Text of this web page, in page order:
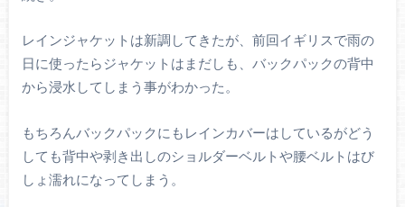
レインジャケットは新調してきたが、前回イギリスで雨の
日に使ったらジャケットはまだしも、バックパックの背中
から浸水してしまう事がわかった。
もちろんバックパックにもレインカバーはしているがどう
しても背中や剥き出しのショルダーベルトや腰ベルトはび
しょ濡れになってしまう。